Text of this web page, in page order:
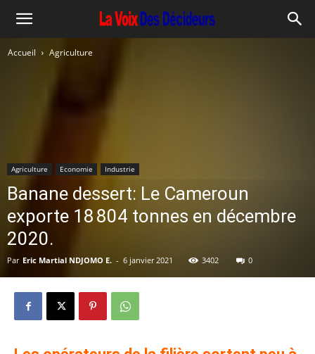
Accueil Agriculture
Agriculture Economie Industrie
Banane dessert: Le Cameroun
exporte 18 804 tonnes en décembre
2020.
Par Eric Martial NDJOMO E. - 6 janvier 2021 3402 0